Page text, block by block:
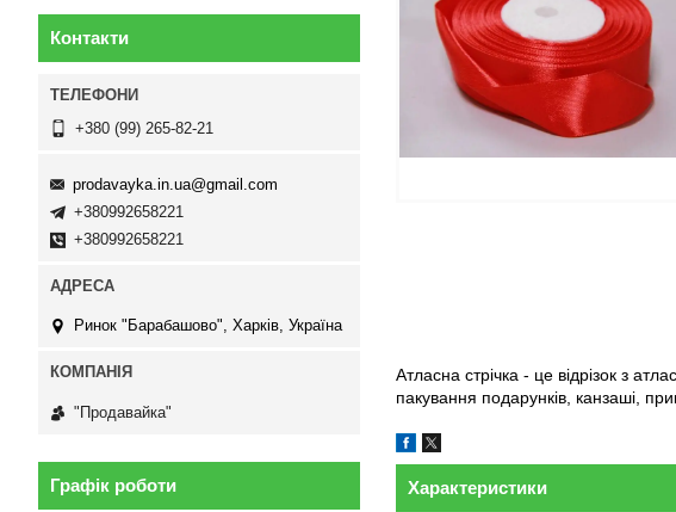
Атласна стрічка - це відрізок з
пакування подарунків, канзаші,
Характеристики
Контакти
+380 (99) 265-82-21
prodavayka.in.ua@gmail.com
+380992658221
+380992658221
Ринок "Барабашово", Харків, Україна
"Продавайка"
Графік роботи